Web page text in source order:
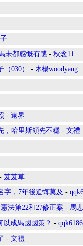
未都感慨有感 - 秋念11
030） - 木楊woodyang
- 遠界
，哈里斯領先不穩 - 文禮
- 芨芨草
字，7年後追悔莫及 -
法第22和27修正案 - 馬
以成馬國國策？ - qqk6186
- 文禮